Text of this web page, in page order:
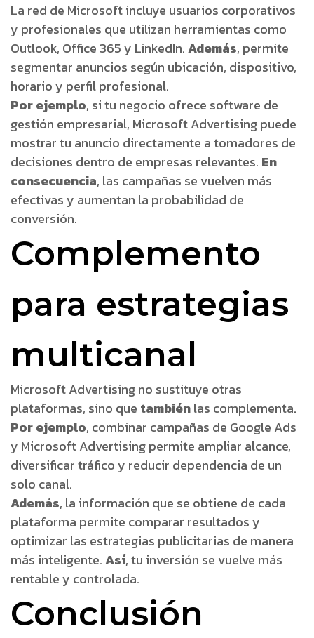
La red de Microsoft incluye usuarios corporativos
y profesionales que utilizan herramientas como
Outlook, Office 365 y LinkedIn.Además, permite
segmentar anuncios según ubicación, dispositivo,
horario y perfil profesional.
Por ejemplo, si tu negocio ofrece software de
gestión empresarial, Microsoft Advertising puede
mostrar tu anuncio directamente a tomadores de
decisiones dentro de empresas relevantes. En
consecuencia, las campañas se vuelven más
efectivas y aumentan la probabilidad de
conversión.
Complemento
para estrategias
multicanal
Microsoft Advertising no sustituye otras
plataformas, sino que tambiénlas complementa.
Por ejemplo, combinar campañas de Google Ads
y Microsoft Advertising permite ampliar alcance,
diversificar tráfico y reducir dependencia de un
solo canal.
Además, la información que se obtiene de cada
plataforma permite comparar resultados y
optimizar las estrategias publicitarias de manera
más inteligente.Así, tu inversión se vuelve más
rentable y controlada.
Conclusión